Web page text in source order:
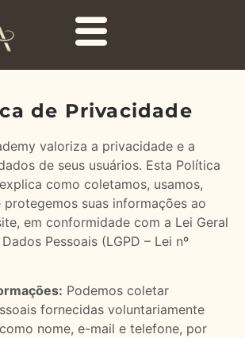
de Privacidade
valoriza a privacidade e a
de seus usuários. Esta Política
como coletamos, usamos,
protegemos suas informações ao
em conformidade com a Lei Geral
Pessoais (LGPD – Lei nº
Podemos coletar
fornecidas voluntariamente
nome, e-mail e telefone, por